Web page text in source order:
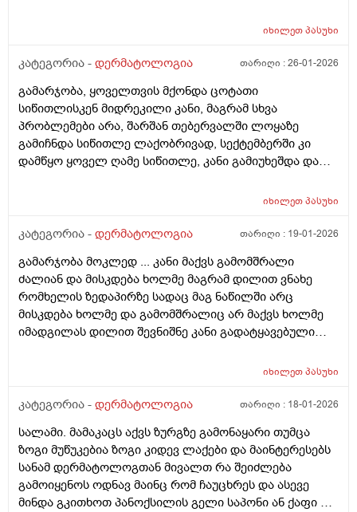
ტკივილი არ მაქვს, მაგრამ აშკარა ასიმეტრიაა
კანის გაღიზიანება, ოფლის ჯირკვლების აქტივობის
როგორი ტიპის მოვლას მირჩევთ ვარ 17 წლის ბიჭი
ბევრი სხვადასხვა დეზოდორანტი მიხმარია და
აღმოვაჩინე რო დეზოდორანტებში არ არის საქმე
არამედ ჩემს მარცხენა იღლიაშია. მადლობა წინასწარ
პასუხისთვის
იხილეთპასუხი
კატეგორია - დერმატოლოგია თარიღი :26-01-2026
გამარჯობა, ყოველთვის მქონდა ცოტათი
სიწითლისკენ მიდრეკილი კანი, მაგრამ სხვა
პრობლემები არა, შარშან თებერვალში ლოყაზე
გამიჩნდა სიწითლე ლაქობრივად, სექტემბერში კი
დამწყო ყოველ ღამე სიწითლე, კანი გამიუხეშდა და
საწინააღმდეგო სახის დასააბნი 6 კვირის მანძილზე,
ამასთან ერთად ავენის ტოლარენს კონტროლი,
რაც დავიწყე მკურნალობა საშინლად მომემატა
ლოყებზე გამონაყარი, სხაბოლოოდ დავიწყე
დოქსიციკლინის 100 მგ დალევა უკვე 10 დღეზე მეტია
და სახე უფრო ჩაწყნარდა, რა ვქნა როდის შევწყვიტო
დალევა?
იხილეთპასუხი
კატეგორია - დერმატოლოგია თარიღი : 19-01-2026
გამარჯობა მოკლედ ... კანი მაქვს გამომშრალი
ძალიან და მისკდება ხოლმე მაგრამ დილით ვნახე
რომხელის ზედაპირზე სადაც მაგ ნაწილში არც
მისკდება ხოლმე და გამომშრალიც არ მაქვს ხოლმე
იმადგილას დილით შევნიშნე კანი გადატყავებული
გამჭროდა და რაგაცა მაგრამ ეს პატარა მერე
თხლად კანზე რა შეიძლება იყოს
იხილეთპასუხი
კატეგორია - დერმატოლოგია თარიღი : 18-01-2026
სალამი. მამაკაცს აქვს ზურგზე გამონაყარი თუმცა
ზოგი მუწუკებია ზოგი კიდევ ლაქები და მაინტერესებს
სანამ დერმატოლოგთან მივალთ რა შეიძლება
გამოიყენოს ოდნავ მაინც რომ ჩაუცხრეს და ასევე
მინდა გკითხოთ პანოქსილის გელი საპონი ან ქაფი თუ